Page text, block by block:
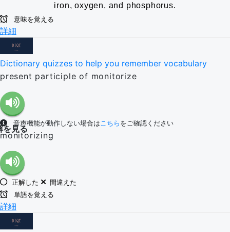
iron, oxygen, and phosphorus.
意味を覚える
詳細
Dictionary quizzes to help you remember vocabulary
present participle of monitorize
音声機能が動作しない場合は こちら をご確認ください
を見る
monitorizing
正解した
間違えた
単語を覚える
詳細